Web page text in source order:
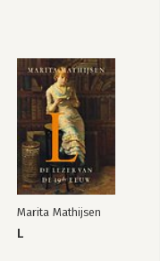
Marita Mathijsen
L